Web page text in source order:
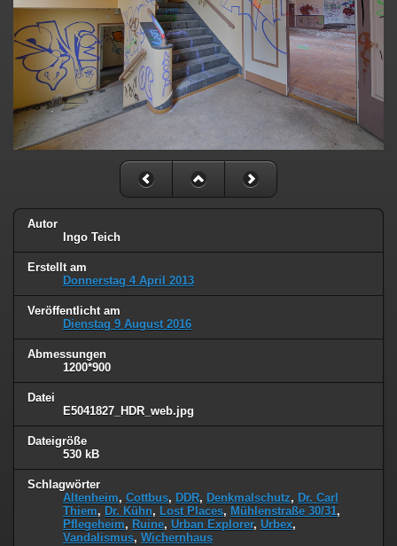
Autor
Ingo Teich
Erstellt am
Donnerstag 4 April 2013
Veröffentlicht am
Dienstag 9 August 2016
Abmessungen
1200*900
Datei
E5041827_HDR_web.jpg
Dateigröße
530 kB
Schlagwörter
Altenheim, Cottbus, DDR, Denkmalschutz, Dr. Carl
Thiem, Dr. Kühn, Lost Places, Mühlenstraße 30/31,
Pflegeheim, Ruine, Urban Explorer, Urbex,
Vandalismus, Wichernhaus